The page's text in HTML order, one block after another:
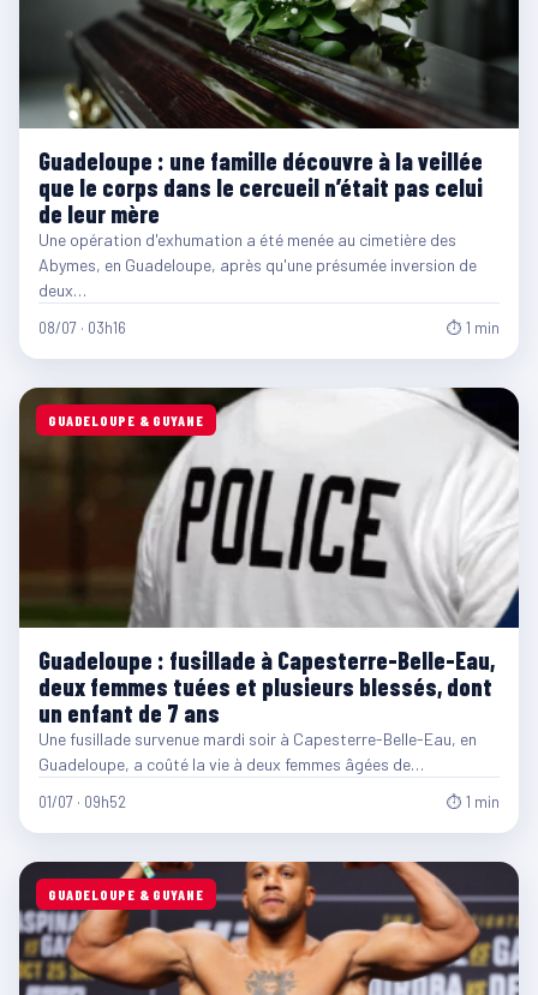
Guadeloupe : une famille découvre à la veillée
que le corps dans le cercueil n’était pas celui
de leur mère
Une opération d'exhumation a été menée au cimetière des
Abymes, en Guadeloupe, après qu'une présumée inversion de
deux…
08/07 · 03h16 ⏱ 1 min
GUADELOUPE & GUYANE
Guadeloupe : fusillade à Capesterre-Belle-Eau,
deux femmes tuées et plusieurs blessés, dont
un enfant de 7 ans
Une fusillade survenue mardi soir à Capesterre-Belle-Eau, en
Guadeloupe, a coûté la vie à deux femmes âgées de…
01/07 · 09h52 ⏱ 1 min
GUADELOUPE & GUYANE